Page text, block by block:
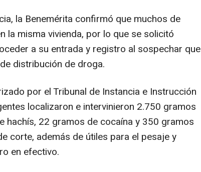
la Benemérita confirmó que muchos de
la misma vivienda, por lo que se solicitó
a su entrada y registro al sospechar que
distribución de droga.
por el Tribunal de Instancia e Instrucción
localizaron e intervinieron 2.750 gramos
hachís, 22 gramos de cocaína y 350 gramos
corte, además de útiles para el pesaje y
en efectivo.